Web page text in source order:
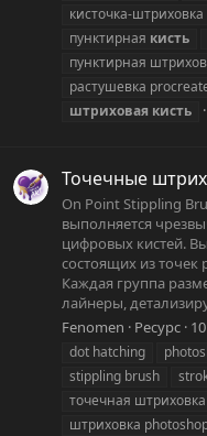
кисточка-штриховка
пунктирная кисть
пунктирная
растушевка
штриховая кисть
Точечные
On Point Stippling
выполняется
цифровых кистей.
состоящих из точек
Каждая группа
лайнеры,
Fenomen
Ресурс
dot hatching
stippling brush
точечная штриховка
штриховка